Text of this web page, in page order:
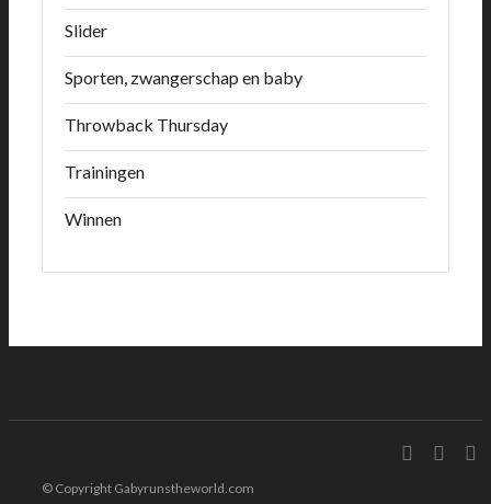
Slider
Sporten, zwangerschap en baby
Throwback Thursday
Trainingen
Winnen
© Copyright Gabyrunstheworld.com